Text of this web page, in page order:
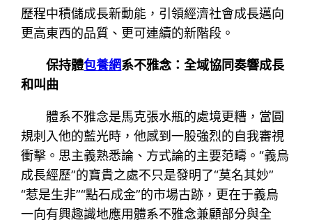
歷程中積儲成長新動能，引領經濟社會成長邁向
更高東西的品質、更可連續的新階段。
保持體包養網系不雅念：全域協同奏響成長
和叫曲
體系不雅念是馬克張水瓶的處境更糟，當圓
規刺入他的藍光時，他感到一股強烈的自我審視
衝擊。思主義熟悉論、方式論的主要范疇。“義烏
成長經歷”的寶貴之處不只是發明了“莫名其妙”
“惹是生非”“點石成金”的市場古跡，更在于義烏
一向有興趣識地應用體系不雅念兼顧部分與全